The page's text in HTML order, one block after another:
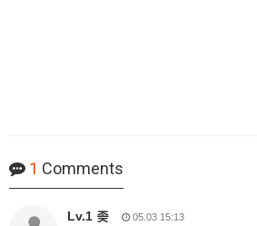
1 Comments
Lv.1 좆 05.03 15:13